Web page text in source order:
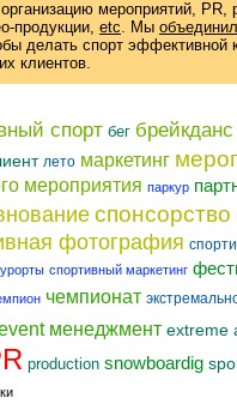
мероприятий, PR,
продукции etc . Мы
делать спорт
клиентов.
спорт бег брейкданс
лето маркетинг
мероприятия паркур
спонсорство
фотография
спортивный маркетинг
чемпионат
менеджмент extreme
production snowboardig